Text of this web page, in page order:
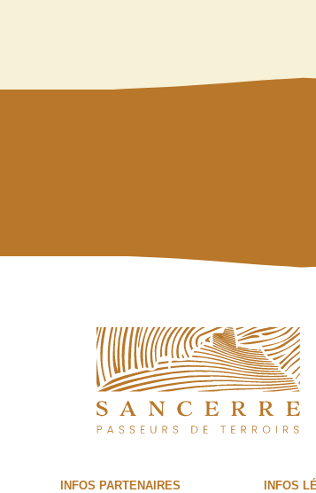
INFOS PARTENAIRES INFOS